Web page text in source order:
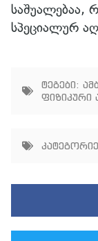
საშუალებაა,
სპეციალურ
ტეგები:
ფიზიკური